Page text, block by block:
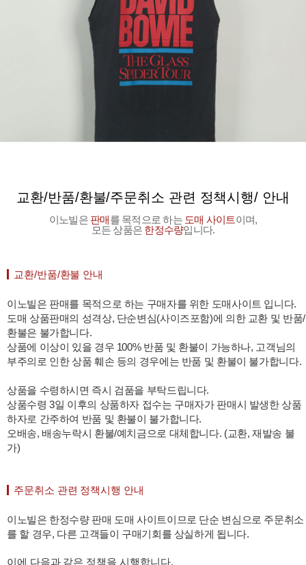
교환/반품/환불/주문취소 관련 정책시행/ 안내
이노빌은 판매를 목적으로 하는 도매 사이트이며,
모든 상품은 한정수량입니다.
교환/반품/환불 안내
이노빌은 판매를 목적으로 하는 구매자를 위한 도매사이트 입니다.
도매 상품판매의 성격상, 단순변심(사이즈포함)에 의한 교환 및 반품/
환불은 불가합니다.
상품에 이상이 있을 경우 100% 반품 및 환불이 가능하나, 고객님의
부주의로 인한 상품 훼손 등의 경우에는 반품 및 환불이 불가합니다.
상품을 수령하시면 즉시 검품을 부탁드립니다.
상품수령 3일 이후의 상품하자 접수는 구매자가 판매시 발생한 상품
하자로 간주하여 반품 및 환불이 불가합니다.
오배송, 배송누락시 환불/예치금으로 대체합니다. (교환, 재발송 불
가)
주문취소 관련 정책시행 안내
이노빌은 한정수량 판매 도매 사이트이므로 단순 변심으로 주문취소
를 할 경우, 다른 고객들이 구매기회를 상실하게 됩니다.
이에 다음과 같은 정책을 시행합니다.